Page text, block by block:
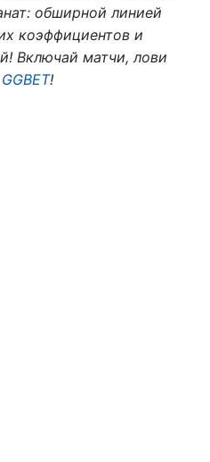
обширной линией
коэффициентов и
Включай матчи, лови
GGBET!